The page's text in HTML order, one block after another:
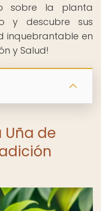
sobre la planta
y descubre sus
inquebrantable en
y Salud!
de